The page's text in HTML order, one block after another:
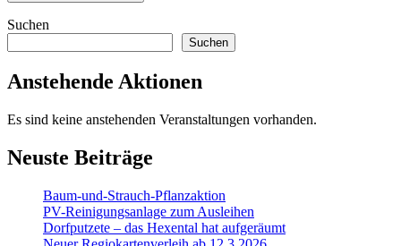
Suchen
Suchen
Anstehende Aktionen
Es sind keine anstehenden Veranstaltungen vorhanden.
Neuste Beiträge
Baum-und-Strauch-Pflanzaktion
PV-Reinigungsanlage zum Ausleihen
Dorfputzete – das Hexental hat aufgeräumt